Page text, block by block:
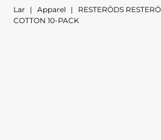
Lar | Apparel |
RESTERÖDS
COTTON 10-PACK